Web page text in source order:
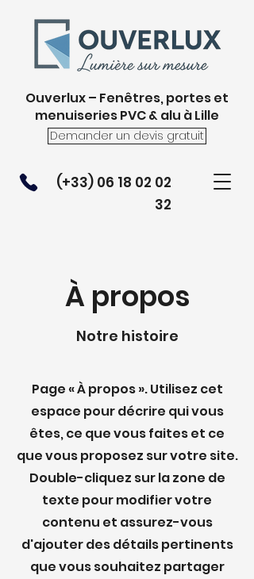
Ouverlux – Fenêtres, portes et
menuiseries PVC & alu à Lille
Demander un devis gratuit
(+33) 06 18 02 02
32
À propos
Notre histoire
Page « À propos ». Utilisez cet
espace pour décrire qui vous
êtes, ce que vous faites et ce
que vous proposez sur votre site.
Double-cliquez sur la zone de
texte pour modifier votre
contenu et assurez-vous
d'ajouter des détails pertinents
que vous souhaitez partager